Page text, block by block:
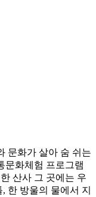
문화가 살아 숨 쉬는
문화체험 프로그램
산사 그 곳에는 우
한 방울의 물에서 지